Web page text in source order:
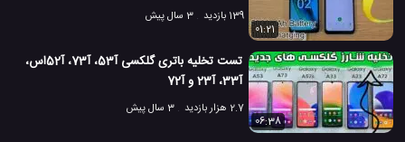
139 بازدید
3 سال پیش
01:21
تست تخلیه باتری گلکسی آ53، آ73، آ52اس،
آ33، آ23 و آ72
2.7 هزار بازدید
3 سال پیش
06:38